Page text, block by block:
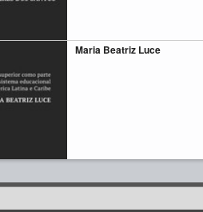
Maria Beatriz Luce